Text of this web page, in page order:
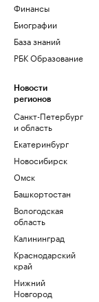
Финансы
Биографии
База знаний
РБК Образование
Новости
регионов
Санкт-Петербург
и область
Екатеринбург
Новосибирск
Омск
Башкортостан
Вологодская
область
Калининград
Краснодарский
край
Нижний
Новгород